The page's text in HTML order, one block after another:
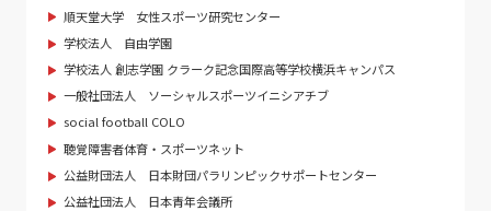
順天堂大学 女性スポーツ研究センター
学校法人 自由学園
学校法人 創志学園 クラーク記念国際高等学校横浜キャンパス
一般社団法人 ソーシャルスポーツイニシアチブ
social football COLO
聴覚障害者体育・スポーツネット
公益財団法人 日本財団パラリンピックサポートセンター
公益社団法人 日本青年会議所